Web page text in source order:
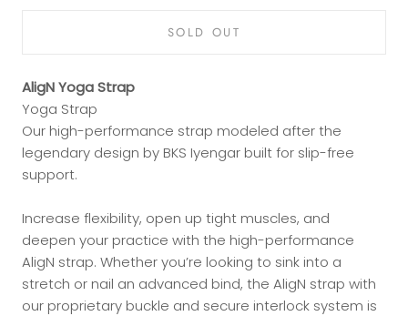
SOLD OUT
AligN Yoga Strap
Yoga Strap
Our high-performance strap modeled after the
legendary design by BKS Iyengar built for slip-free
support.
Increase flexibility, open up tight muscles, and
deepen your practice with the high-performance
AligN strap. Whether you’re looking to sink into a
stretch or nail an advanced bind, the AligN strap with
our proprietary buckle and secure interlock system is